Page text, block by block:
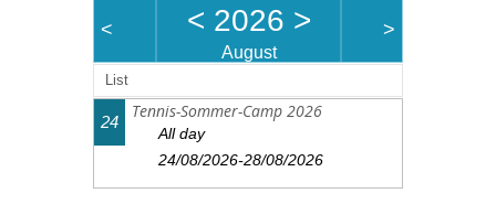
< < 2026 >
August
>
List
24
Tennis-Sommer-Camp 2026
All day
24/08/2026-28/08/2026